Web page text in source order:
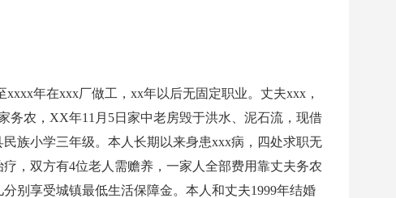
年在xxx厂做工，xx年以后无固定职业。丈夫xxx，
务农，XX年11月5日家中老房毁于洪水、泥石流，现借
族小学三年级。本人长期以来身患xxx病，四处求职无
，双方有4位老人需赡养，一家人全部费用靠丈夫务农
别享受城镇最低生活保障金。本人和丈夫1999年结婚